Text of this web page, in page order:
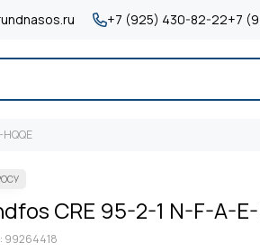
+7 (925) 430-82-22+7
CRE 95-2-1 N-F-A-
99264418